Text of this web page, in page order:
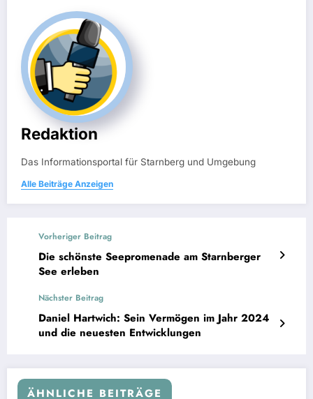
Redaktion
Das Informationsportal für Starnberg und Umgebung
Alle Beiträge Anzeigen
Vorheriger Beitrag
Die schönste Seepromenade am Starnberger
See erleben
Nächster Beitrag
Daniel Hartwich: Sein Vermögen im Jahr 2024
und die neuesten Entwicklungen
ÄHNLICHE BEITRÄGE